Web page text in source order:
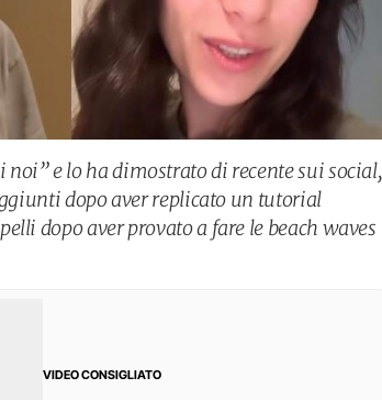
e lo ha dimostrato di recente sui social,
dopo aver replicato un tutorial
dopo aver provato a fare le beach waves
VIDEO CONSIGLIATO